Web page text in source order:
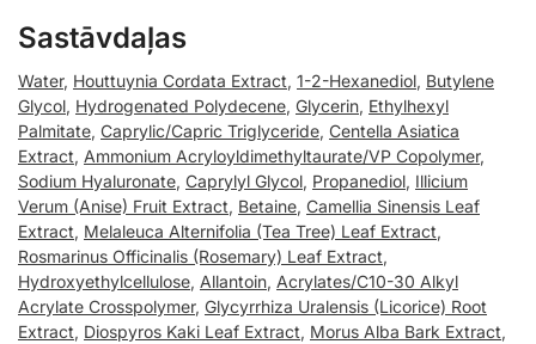
Sastāvdaļas
Water, Houttuynia Cordata Extract, 1-2-Hexanediol, Butylene
Glycol, Hydrogenated Polydecene, Glycerin, Ethylhexyl
Palmitate, Caprylic/Capric Triglyceride, Centella Asiatica
Extract, Ammonium Acryloyldimethyltaurate/VP Copolymer,
Sodium Hyaluronate, Caprylyl Glycol, Propanediol, Illicium
Verum (Anise) Fruit Extract, Betaine, Camellia Sinensis Leaf
Extract, Melaleuca Alternifolia (Tea Tree) Leaf Extract,
Rosmarinus Officinalis (Rosemary) Leaf Extract,
Hydroxyethylcellulose, Allantoin, Acrylates/C10-30 Alkyl
Acrylate Crosspolymer, Glycyrrhiza Uralensis (Licorice) Root
Extract, Diospyros Kaki Leaf Extract, Morus Alba Bark Extract,